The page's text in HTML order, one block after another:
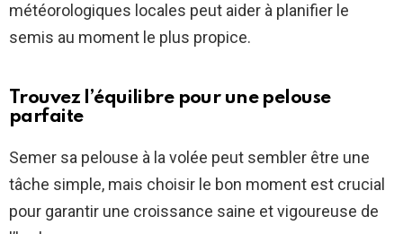
météorologiques locales peut aider à planifier le
semis au moment le plus propice.
Trouvez l’équilibre pour une pelouse
parfaite
Semer sa pelouse à la volée peut sembler être une
tâche simple, mais choisir le bon moment est crucial
pour garantir une croissance saine et vigoureuse de